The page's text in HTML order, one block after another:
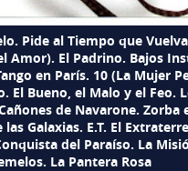
Pide al Tiempo que
Amor). El Padrino. Bajos
en París. 10 (La Mujer
El Bueno, el Malo y el Feo.
de Navarone. Zorba
las Galaxias. E.T. El
del Paraíso. La
La Pantera Rosa